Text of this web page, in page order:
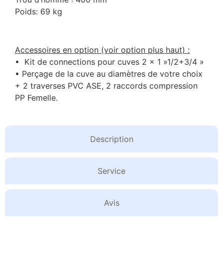
Description
Service
Avis
Poids: 69 kg
Accessoires en option (voir option plus haut) :
• Kit de connections pour cuves 2 x 1 »1/2+3/4 »
• Perçage de la cuve au diamètres de votre choix
+ 2 traverses PVC ASE, 2 raccords compression
PP Femelle.